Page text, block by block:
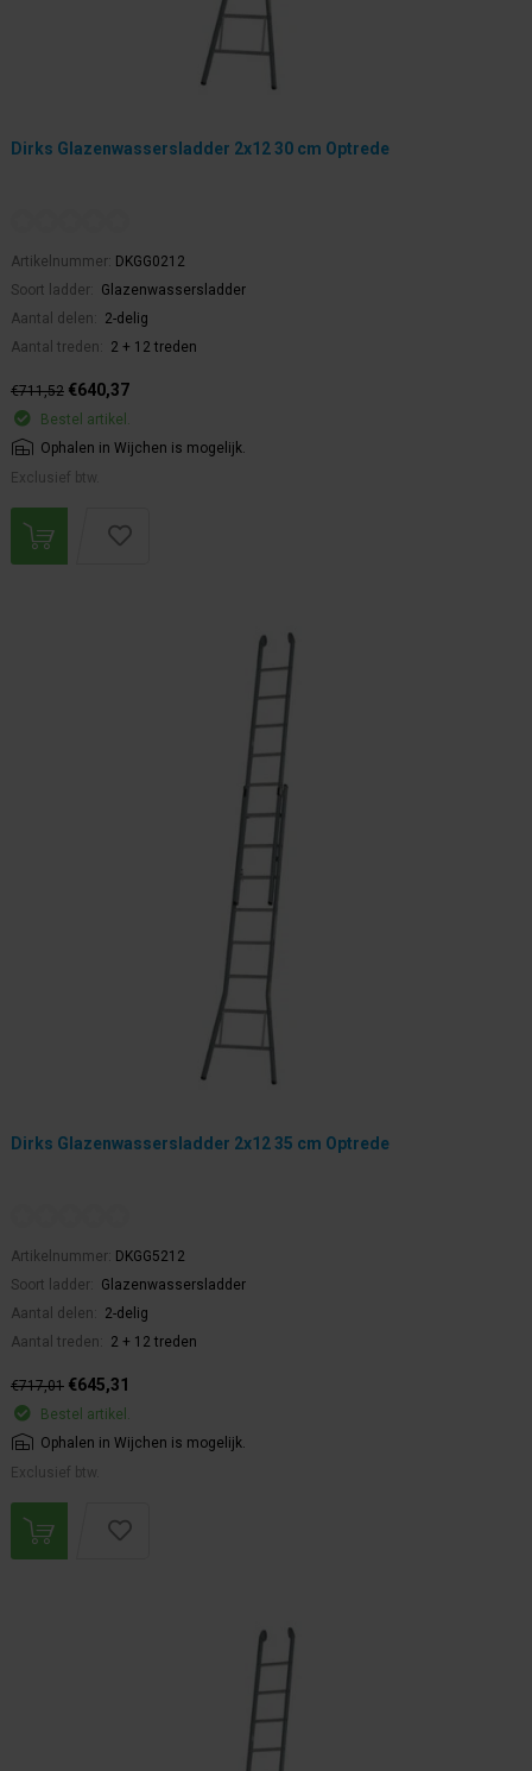
Dirks Glazenwassersladder 2x12 30 cm Optrede
Artikelnummer: DKGG0212
Soort ladder:
Glazenwassersladder
Aantal delen:
2-delig
Aantal treden:
2 + 12 treden
€711,52 €640,37
Bestel artikel.
Ophalen in Wijchen is mogelijk.
Exclusief btw.
Dirks Glazenwassersladder 2x12 35 cm Optrede
Artikelnummer: DKGG5212
Soort ladder:
Glazenwassersladder
Aantal delen:
2-delig
Aantal treden:
2 + 12 treden
€717,01 €645,31
Bestel artikel.
Ophalen in Wijchen is mogelijk.
Exclusief btw.